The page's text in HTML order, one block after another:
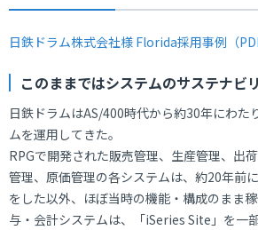
日鉄ドラム株式会社様 Florida採用事例（
このままではシステムのサステナビ
日鉄ドラムはAS/400時代から約30年にわた
ムを運用してきた。
RPGで開発された販売管理、生産管理、出
管理、原価管理の各システムは、約20年前
をした以外、ほぼ当時の機能・構成のまま
与・会計システムは、「iSeries Site」を一